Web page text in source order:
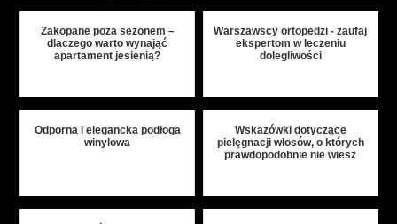
Zakopane poza sezonem –
dlaczego warto wynająć
apartament jesienią?
Warszawscy ortopedzi - zaufaj
ekspertom w leczeniu
dolegliwości
Odporna i elegancka podłoga
winylowa
Wskazówki dotyczące
pielęgnacji włosów, o których
prawdopodobnie nie wiesz